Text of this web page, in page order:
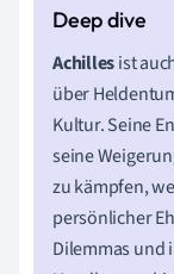
Achillesist
über
Kultur. Seine
seine
zu kämpfen,
persönlicher
Dilemmas und